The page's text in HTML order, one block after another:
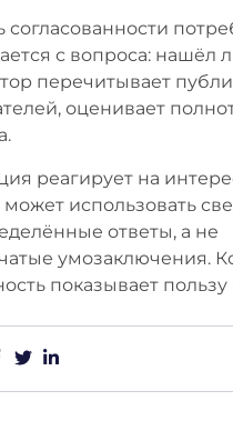
согласованности
с вопроса: нашёл
перечитывает
оценивает
реагирует на
может использовать
ответы, а не
умозаключения.
показывает